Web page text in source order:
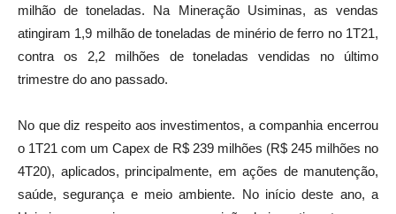
milhão de toneladas. Na Mineração Usiminas, as vendas
atingiram 1,9 milhão de toneladas de minério de ferro no 1T21,
contra os 2,2 milhões de toneladas vendidas no último
trimestre do ano passado.
No que diz respeito aos investimentos, a companhia encerrou
o 1T21 com um Capex de R$ 239 milhões (R$ 245 milhões no
4T20), aplicados, principalmente, em ações de manutenção,
saúde, segurança e meio ambiente. No início deste ano, a